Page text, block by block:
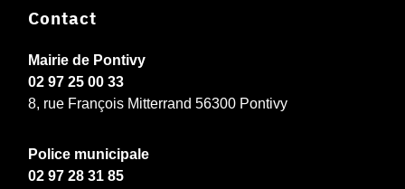
Contact
Mairie de Pontivy
02 97 25 00 33
8, rue François Mitterrand 56300 Pontivy
Police municipale
02 97 28 31 85